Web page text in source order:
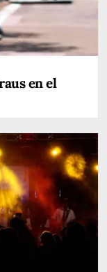
en el